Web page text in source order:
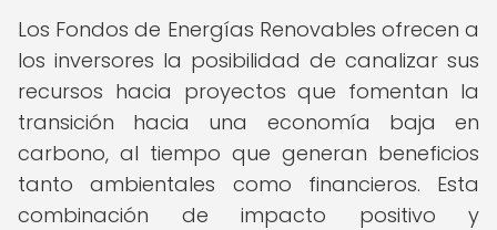
Los Fondos de Energías Renovables ofrecen a
los inversores la posibilidad de canalizar sus
recursos hacia proyectos que fomentan la
transición hacia una economía baja en
carbono, al tiempo que generan beneficios
tanto ambientales como financieros. Esta
combinación de impacto positivo y